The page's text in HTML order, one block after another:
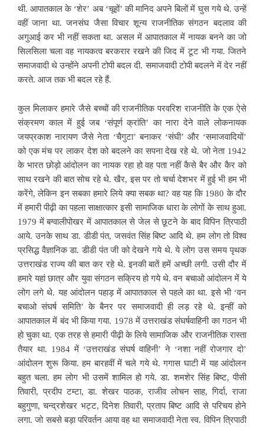
थी. आपातकाल के ‘शेर’ अब ‘चूहों’ की मानिद अपने बिलों में घुस गये थे. उन्हें
वहीं जाना था. जनसंघ जैसा विचार शून्य राजनीतिक संगठन बदलाव की
अगुआई कर भी नहीं सकता था. असल में आपातकाल में नायक बनने का जो
सिलसिला चला वह नायकत्व बरकरार रखने की जिद में टूट भी गया. जितने
समाजवादी थे उन्होंने अपनी टोपी बदल दी. समाजवादी टोपी बदलने में देर नहीं
करते. आज तक भी बदल रहे हैं.
कुल मिलाकर हमारे जैसे बच्चों की राजनीतिक परवरिश राजनीति के एक ऐसे
संक्रमण काल में हुई जब ‘संपूर्ण क्रांति’ का नारा देने वाले लोकनायक
जयप्रकाश नारायण जैसे नेता ‘चैगुटा’ बनाकर ‘संघी’ और ‘समाजवादियों’
को एक मंच पर लाकर देश को बदलने का सपना देख रहे थे. जो नेता 1942
के भारत छोड़ो आंदोलन का नायक रहा हो वह पता नहीं कैसे बैर और कैर को
साथ रखने की बात सोच रहे थे. खैर, इस पर तो चर्चा देशभर में हुई भी हम भी
करेंगे, लेकिन इन सबका हमारे लिये क्या सबक था? वह यह कि 1980 के दौर
में हमारी पीढ़ी का पहला साक्षात्कार इसी सामाजिक धारा के लोगों के साथ हुआ.
1979 में बग्वालीपोखर में आपातकाल से जेल से छूटने के बाद विपिन त्रिपाठी
आये. उनके साथ डा. डीडी पंत, जसवंत सिंह बिष्ट आदि थे. हम लोग तो विश्व
प्रसिद्ध वैज्ञानिक डा. डीडी पंत जी को देखने गये थे. ये लोग उस समय पृथक
उत्तराखंड राज्य की बात कर रहे थे. इनकी बातें हमें अच्छी लगी. उसी दौर में
हमारे यहां छात्र और युवा संगठन सक्रिय हो गये थे. वन बचाओ आंदोलन में ये
लोग लगे थे. यह आंदोलन पहाड़ में आपातकाल से पहले का था. इसे भी ‘वन
बचाओ संघर्ष समिति’ के बैनर पर समाजवादी ही लड़ रहे थे. इन्हीं को
आपातकाल में बंद भी किया गया. 1978 में उत्तराखंड संघर्षवाहिनी का गठन भी
हो चुका था. एक तरह से हमारी पीढ़ी के लिये सामाजिक और राजनीतिक रास्ता
तैयार था. 1984 में ‘उत्तराखंड संघर्ष वाहिनी’ ने ‘नशा नहीं रोजगार दो’
आंदोलन शुरू किया. हम बारहवीं में चले गये थे. गगास घाटी में यह आंदोलन
बहुत चला. हम लोग भी उसमें शामिल हो गये. डा. शमशेर सिंह बिष्ट, पीसी
तिवारी, प्रदीप टम्टा, डा. शेखर पाठक, राजीव लोचन साह, गिर्दा, राजा
बहुगुणा, चन्द्रशेखर भट्ट, दिनेश तिवारी, प्रताप बिष्ट आदि से परिचय होने
लगा. जो सबसे बड़ा परिवर्तन आया वह था समाजवादी नेता स्व. विपिन त्रिपाठी